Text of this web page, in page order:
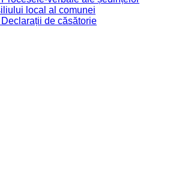
local al comunei
de căsătorie